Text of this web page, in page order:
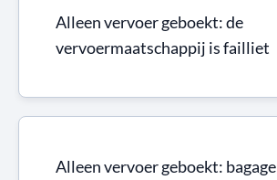
Alleen vervoer geboekt: de
vervoermaatschappij is failliet
Alleen vervoer geboekt: bagage